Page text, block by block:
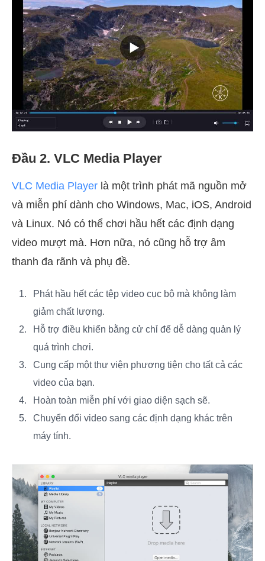
Đầu 2. VLC Media Player
VLC Media Player là một trình phát mã nguồn mở
và miễn phí dành cho Windows, Mac, iOS, Android
và Linux. Nó có thể chơi hầu hết các định dạng
video mượt mà. Hơn nữa, nó cũng hỗ trợ âm
thanh đa rãnh và phụ đề.
Phát hầu hết các tệp video cục bộ mà không làm
giảm chất lượng.
Hỗ trợ điều khiển bằng cử chỉ để dễ dàng quản lý
quá trình chơi.
Cung cấp một thư viện phương tiện cho tất cả các
video của bạn.
Hoàn toàn miễn phí với giao diện sạch sẽ.
Chuyển đổi video sang các định dạng khác trên
máy tính.